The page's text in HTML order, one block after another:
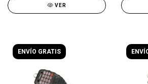
VER
ENVÍO GRATIS